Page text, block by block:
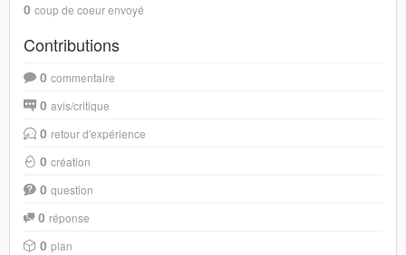
0 coup de coeur envoyé
Contributions
0 commentaire
0 avis/critique
0 retour d'expérience
0 création
0 question
0 réponse
0 plan